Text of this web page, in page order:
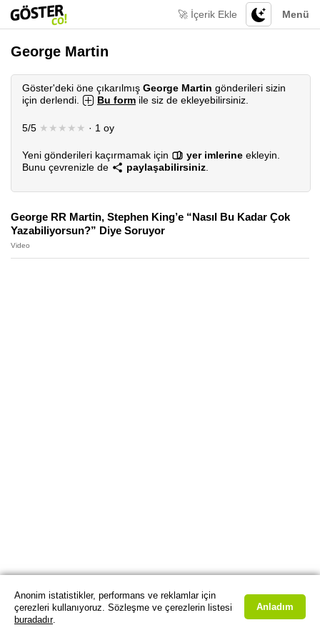
Menü
🚀 İçerik Ekle
George Martin
Göster'deki öne çıkarılmış George Martin gönderileri sizin
için derlendi.
Bu form ile siz de ekleyebilirsiniz.
5/5 ★★★★★ · 1 oy
Yeni gönderileri kaçırmamak için yer imlerine ekleyin.
Bunu çevrenizle de
paylaşabilirsiniz
George RR Martin, Stephen King’e “Nasıl Bu Kadar Çok
Yazabiliyorsun?” Diye Soruyor
Video
Anonim istatistikler, performans ve reklamlar için
çerezleri kullanıyoruz. Sözleşme ve çerezlerin listesi
buradadır.
Anladım